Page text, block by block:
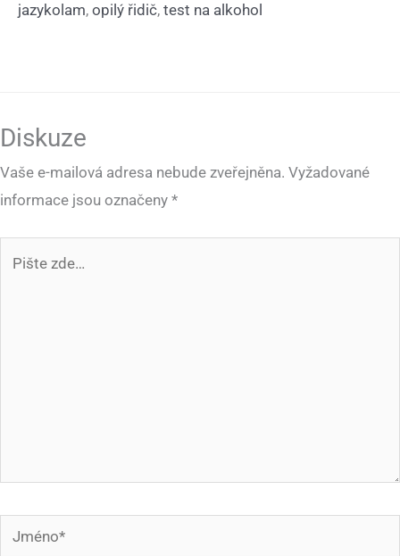
jazykolam, opilý řidič, test na alkohol
Diskuze
Vaše e-mailová adresa nebude zveřejněna. Vyžadované
informace jsou označeny *
Jméno*